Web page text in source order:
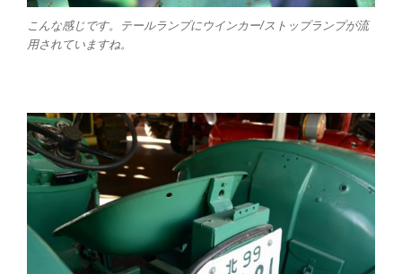
こんな感じです。テールランプにウインカー/ストップランプが流
用されていますね。